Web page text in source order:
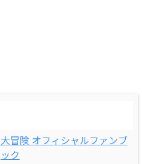
冒険 オフィシャルファンブ
ック